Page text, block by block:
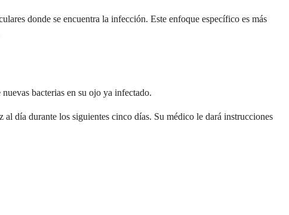
donde se encuentra la infección. Este enfoque específico es más
bacterias en su ojo ya infectado.
día durante los siguientes cinco días. Su médico le dará instrucciones